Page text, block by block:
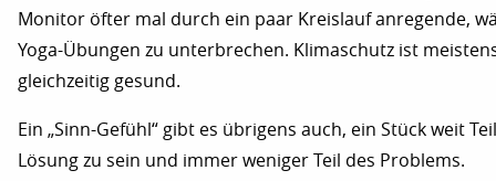
Monitor öfter mal durch ein paar Kreislauf anregende,
Yoga-Übungen zu unterbrechen. Klimaschutz ist
gleichzeitig gesund.
Ein „Sinn-Gefühl“ gibt es übrigens auch, ein Stück weit
Lösung zu sein und immer weniger Teil des Problems.